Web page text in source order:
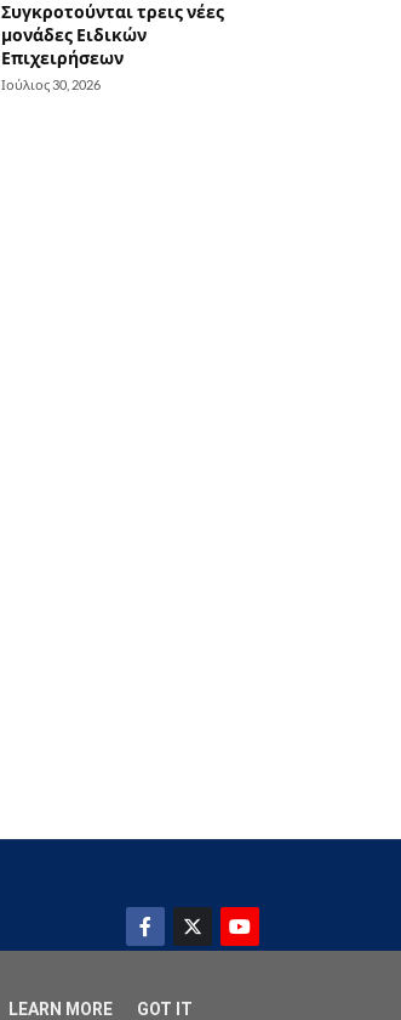
Συγκροτούνται τρεις νέες
μονάδες Ειδικών
Επιχειρήσεων
Ιούλιος 30, 2026
LEARN MORE GOT IT